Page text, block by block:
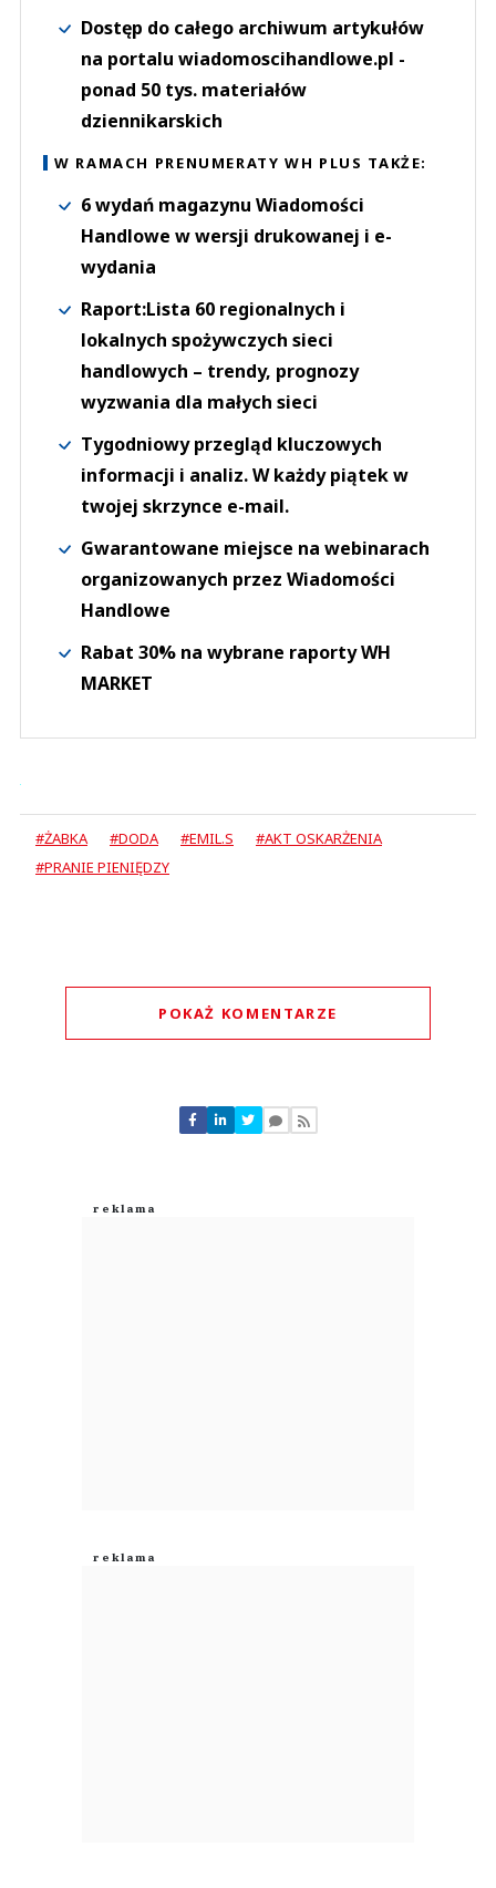
Dostęp do całego archiwum artykułów
na portalu wiadomoscihandlowe.pl -
ponad 50 tys. materiałów
dziennikarskich
W RAMACH PRENUMERATY WH PLUS TAKŻE:
6 wydań magazynu Wiadomości
Handlowe w wersji drukowanej i e-
wydania
Raport:Lista 60 regionalnych i
lokalnych spożywczych sieci
handlowych – trendy, prognozy
wyzwania dla małych sieci
Tygodniowy przegląd kluczowych
informacji i analiz. W każdy piątek w
twojej skrzynce e-mail.
Gwarantowane miejsce na webinarach
organizowanych przez Wiadomości
Handlowe
Rabat 30% na wybrane raporty WH
MARKET
#ŻABKA #DODA #EMIL.S
#AKT OSKARŻENIA
#PRANIE PIENIĘDZY
POKAŻ KOMENTARZE
Nie znaleziono komentarzy
Zostaw swoje komentarze